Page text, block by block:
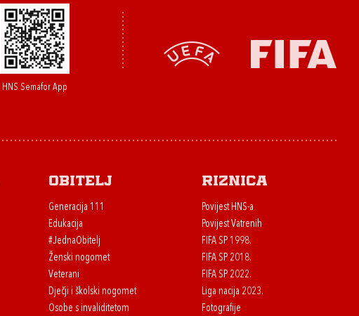
HNS Semafor App
Obitelj
Generacija 111
Edukacija
#JednaObitelj
Ženski nogomet
Veterani
Dječji i školski nogomet
Osobe s invaliditetom
Riznica
Povijest HNS-a
Povijest Vatrenih
FIFA SP 1998.
FIFA SP 2018.
FIFA SP 2022.
Liga nacija 2023.
Fotografije